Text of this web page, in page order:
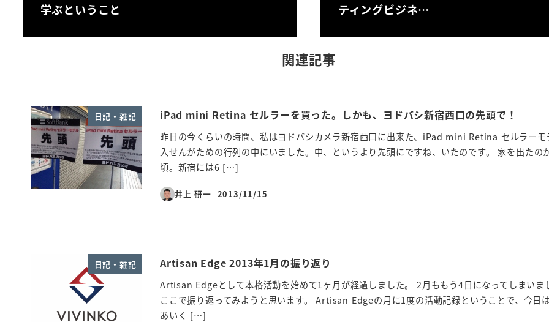
学ぶということ
ティングビジネ…
関連記事
日記・雑記 iPad mini Retina セルラーを買った。しかも、ヨドバシ新宿西口の先頭で！
昨日の今くらいの時間、私はヨドバシカメラ新宿西口に出来た、iPad mini Retina セルラーモ
入せんがための行列の中にいました。中、というより先頭にですね、いたのです。 家を出たの
頃。新宿には6 […]
井上 研一
投稿日
2013/11/15
日記・雑記 Artisan Edge 2013年1月の振り返り
Artisan Edgeとして本格活動を始めて1ヶ月が経過しました。 2月ももう4日になってしまいま
ここで振り返ってみようと思います。 Artisan Edgeの月に1度の活動記録ということで、今日
あいく […]